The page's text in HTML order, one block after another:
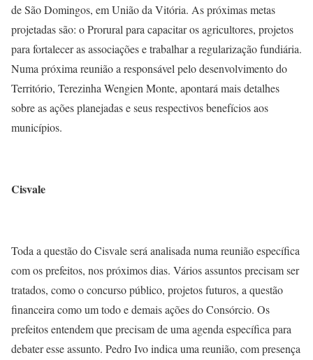
de São Domingos, em União da Vitória. As próximas metas
projetadas são: o Prorural para capacitar os agricultores, projetos
para fortalecer as associações e trabalhar a regularização fundiária.
Numa próxima reunião a responsável pelo desenvolvimento do
Território, Terezinha Wengien Monte, apontará mais detalhes
sobre as ações planejadas e seus respectivos benefícios aos
municípios.
Cisvale
Toda a questão do Cisvale será analisada numa reunião específica
com os prefeitos, nos próximos dias. Vários assuntos precisam ser
tratados, como o concurso público, projetos futuros, a questão
financeira como um todo e demais ações do Consórcio. Os
prefeitos entendem que precisam de uma agenda específica para
debater esse assunto. Pedro Ivo indica uma reunião, com presença